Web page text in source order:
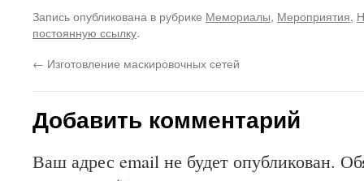
Запись опубликована в рубрике Мемориалы, Мероприятия,
постоянную ссылку.
← Изготовление маскировочных сетей
Добавить комментарий
Ваш адрес email не будет опубликован.